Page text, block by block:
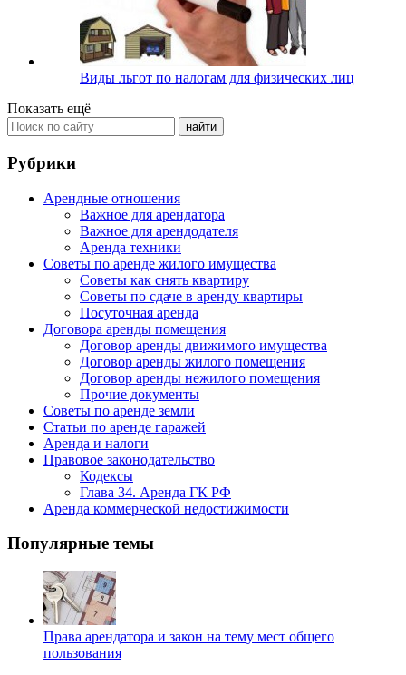
Виды льгот по налогам для физических лиц
Показать ещё
Рубрики
Арендные отношения
Важное для арендатора
Важное для арендодателя
Аренда техники
Советы по аренде жилого имущества
Советы как снять квартиру
Советы по сдаче в аренду квартиры
Посуточная аренда
Договора аренды помещения
Договор аренды движимого имущества
Договор аренды жилого помещения
Договор аренды нежилого помещения
Прочие документы
Советы по аренде земли
Статьи по аренде гаражей
Аренда и налоги
Правовое законодательство
Кодексы
Глава 34. Аренда ГК РФ
Аренда коммерческой недостижимости
Популярные темы
Права арендатора и закон на тему мест общего
пользования